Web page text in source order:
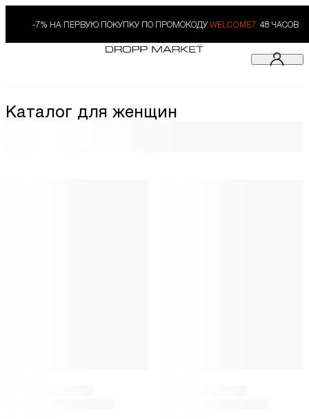
-7% НА ПЕРВУЮ ПОКУПКУ ПО ПРОМОКОДУ WELCOME7. 48 ЧАСОВ
Каталог для женщин